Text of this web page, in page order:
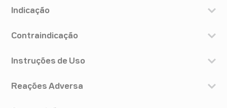
Indicação
› Adultos
complicadas causadas por microrganismos sensíveis ao
ciprofloxacino:
Klebsiella, Enterobacter, Proteus, E. coli, Pseudomonas,
Haemophilus, Moraxella, Legionella e Staphylococcus
Contraindicação
Não use cloridrato de ciprofloxacino nas seguintes
- alergia (hipersensibilidade) à substância ativa
ciprofloxacino, aos medicamentos contendo outras
Instruções de Uso
DOSAGEM
Reações Adversa